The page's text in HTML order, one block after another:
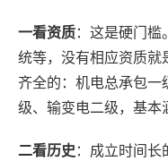
一看资质：这是硬门
统等，没有相应资质就
齐全的：机电总承包一
级、输变电二级，基本
二看历史 ：成立时间